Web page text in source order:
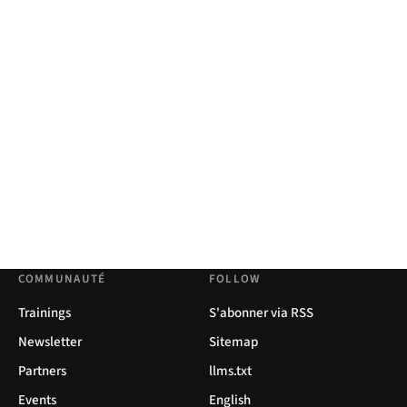
COMMUNAUTÉ
Trainings
Newsletter
Partners
Events
FOLLOW
S'abonner via RSS
Sitemap
llms.txt
English